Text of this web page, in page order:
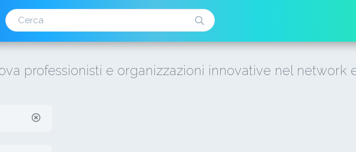
professionisti e organizzazioni innovative nel network